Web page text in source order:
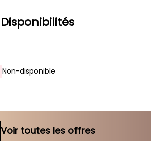
Disponibilités
Non-disponible
Voir toutes les offres